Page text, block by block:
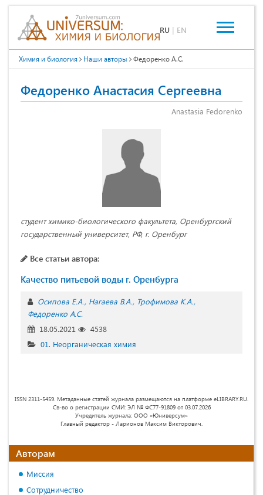
RU | EN
Химия и биология Наши авторы Федоренко А.С.
Федоренко Анастасия Сергеевна
Anastasia Fedorenko
студент химико-биологического факультета, Оренбургский
государственный университет, РФ, г. Оренбург
Все статьи автора:
Качество питьевой воды г. Оренбурга
Осипова Е.А. Нагаева В.А.
Трофимова К.А.
Федоренко А.С.
18.05.2021
4538
01. Неорганическая химия
ISSN 2311-5459. Метаданные статей журнала размещаются на платформе eLIBRARY.RU.
Св-во о регистрации СМИ: ЭЛ № ФС77-91809 от 03.07.2026
Учредитель журнала: ООО «Юниверсум»
Главный редактор - Ларионов Максим Викторович.
Авторам
Миссия
Сотрудничество